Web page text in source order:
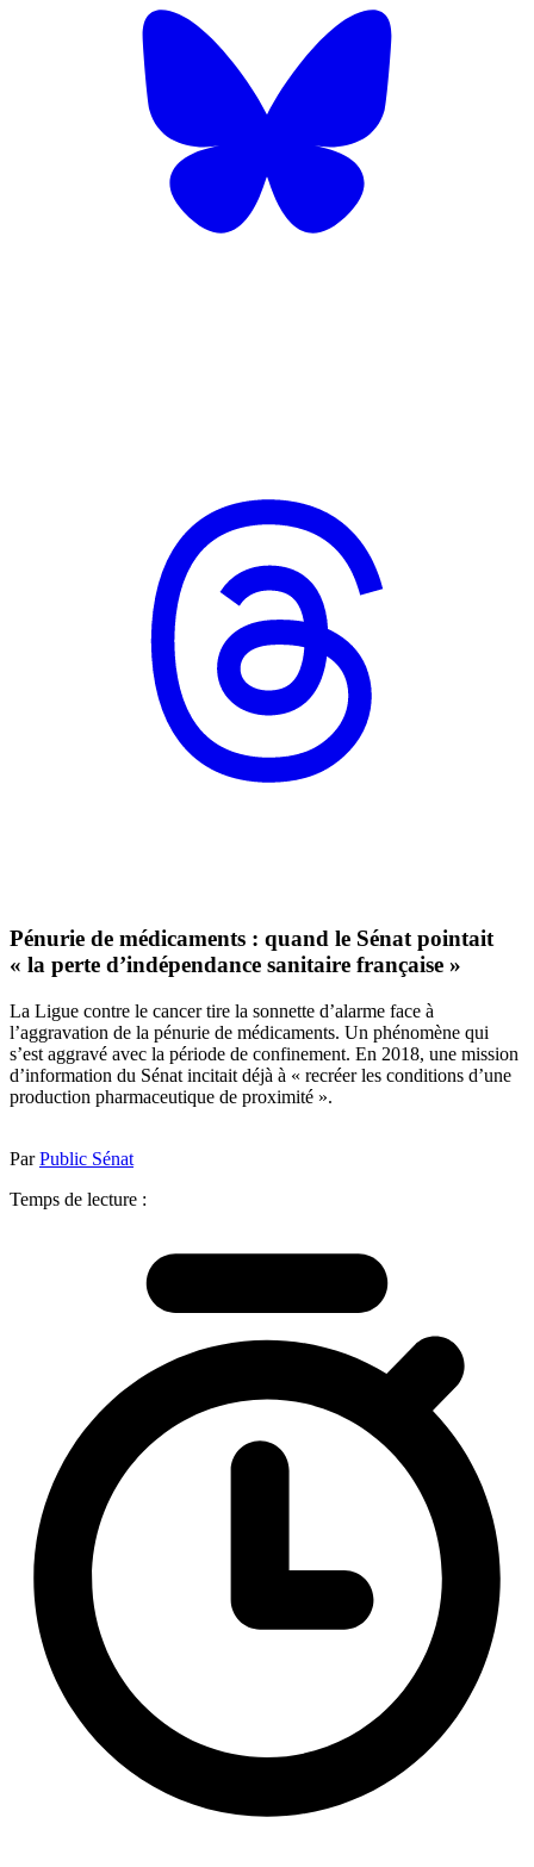
Pénurie de médicaments : quand le Sénat pointait
« la perte d’indépendance sanitaire française »
La Ligue contre le cancer tire la sonnette d’alarme face à
l’aggravation de la pénurie de médicaments. Un phénomène qui
s’est aggravé avec la période de confinement. En 2018, une mission
d’information du Sénat incitait déjà à « recréer les conditions d’une
production pharmaceutique de proximité ».
ParPublic Sénat
Temps de lecture :